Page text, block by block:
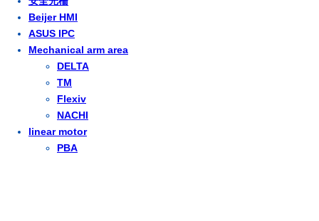
Beijer HMI
ASUS IPC
Mechanical arm area
DELTA
TM
Flexiv
NACHI
linear motor
PBA